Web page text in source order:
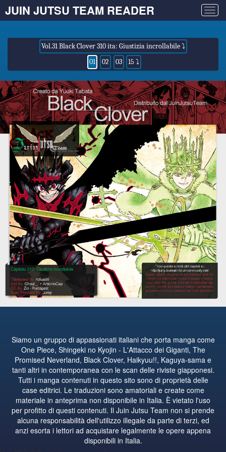
JUIN JUTSU TEAM READER
Vol.31 Black Clover 310 ita: Giustizia incrollabile ⤵
01
02 03 15 ⤵
Siamo un gruppo di appassionati italiani che porta manga come
One Piece, Shingeki no Kyojin - L'Attacco dei Giganti, The
Promised Neverland, Black Clover, Haikyuu!!, Kaguya-sama e
tanti altri in contemporanea con le scan delle riviste giapponesi.
Tutti i manga contenuti in questo sito sono di proprietà delle
case editrici. Le traduzioni sono amatoriali e create come
materiale in anteprima non disponibile in Italia. È vietato l'uso
per profitto di questi contenuti. Il Juin Jutsu Team non si prende
alcuna responsabilità dell'utilizzo illegale da parte di terzi, ed
anzi esorta i lettori ad acquistare legalmente le opere appena
disponibili in Italia.